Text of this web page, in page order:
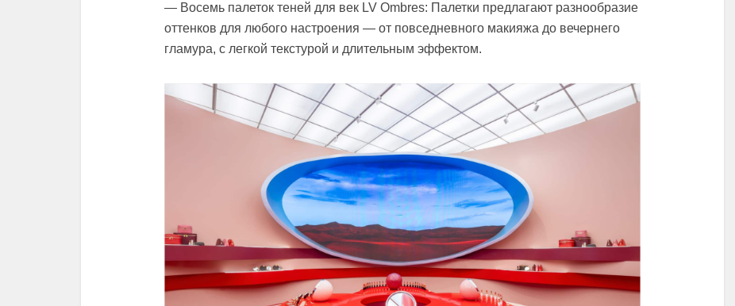
— Восемь палеток теней для век LV Ombres: Палетки предлагают разнообразие
оттенков для любого настроения — от повседневного макияжа до вечернего
гламура, с легкой текстурой и длительным эффектом.